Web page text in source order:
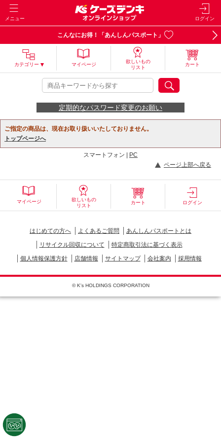
メニュー ログイン
こんなにお得！「あんしんパスポート」
カテゴリー マイページ
欲しいもの
リスト
カート
定期的なパスワード変更のお願い
ご指定の商品は、現在お取り扱いいたしておりません。
トップページへ
スマートフォン |
PC
ページ上部へ戻る
マイページ
欲しいもの
リスト
カート ログイン
はじめての方へ よくあるご質問
あんしんパスポートとは
リサイクル回収について
特定商取引法に基づく表示
個人情報保護方針
店舗情報 サイトマップ 会社案内 採用情報
© K's HOLDINGS CORPORATION